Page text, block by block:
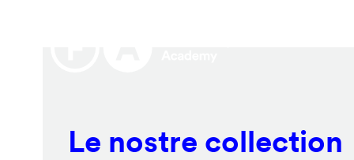
Le nostre collection